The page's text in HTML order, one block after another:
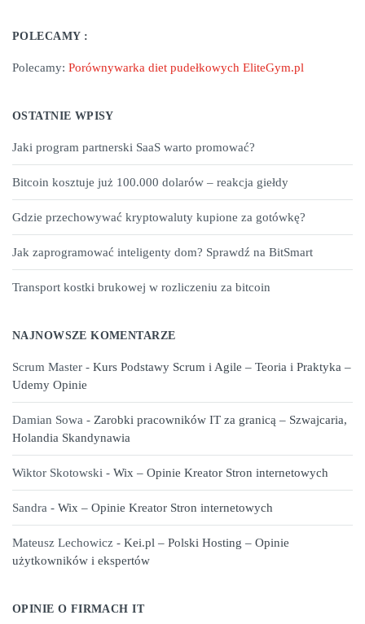
POLECAMY :
Polecamy: Porównywarka diet pudełkowych EliteGym.pl
OSTATNIE WPISY
Jaki program partnerski SaaS warto promować?
Bitcoin kosztuje już 100.000 dolarów – reakcja giełdy
Gdzie przechowywać kryptowaluty kupione za gotówkę?
Jak zaprogramować inteligenty dom? Sprawdź na BitSmart
Transport kostki brukowej w rozliczeniu za bitcoin
NAJNOWSZE KOMENTARZE
Scrum Master - Kurs Podstawy Scrum i Agile – Teoria i Praktyka –
Udemy Opinie
Damian Sowa - Zarobki pracowników IT za granicą – Szwajcaria,
Holandia Skandynawia
Wiktor Skotowski - Wix – Opinie Kreator Stron internetowych
Sandra - Wix – Opinie Kreator Stron internetowych
Mateusz Lechowicz - Kei.pl – Polski Hosting – Opinie
użytkowników i ekspertów
OPINIE O FIRMACH IT